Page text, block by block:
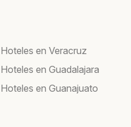
Hoteles en Veracruz
Hoteles en Guadalajara
Hoteles en Guanajuato